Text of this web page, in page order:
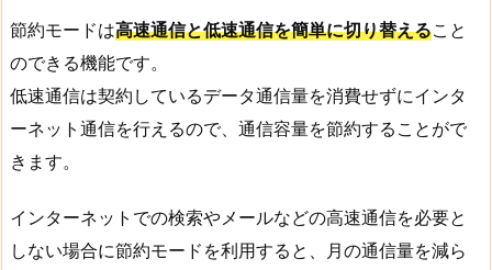
節約モードは高速通信と低速通信を簡単に切り替えること
のできる機能です。
低速通信は契約しているデータ通信量を消費せずにインタ
ーネット通信を行えるので、通信容量を節約することがで
きます。
インターネットでの検索やメールなどの高速通信を必要と
しない場合に節約モードを利用すると、月の通信量を減ら